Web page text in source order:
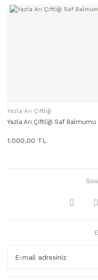
SEPETE EKLE
Yazla Arı Çiftliği
Yazla Arı Çiftliği Saf Balmumu
1.000,00 TL